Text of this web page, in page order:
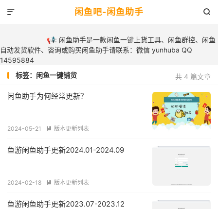
📢: 闲鱼助手是一款闲鱼一键上货工具、闲鱼群控、闲鱼
自动发货软件、咨询或购买闲鱼助手请联系：微信 yunhuba QQ
14595884
闲鱼吧-闲鱼助手 

共 4 篇文章
标签：闲鱼一键铺货
闲鱼助手为何经常更新？
2024-05-21  版本更新列表
鱼游闲鱼助手更新2024.01-2024.09
2024-02-18  版本更新列表
鱼游闲鱼助手更新2023.07-2023.12